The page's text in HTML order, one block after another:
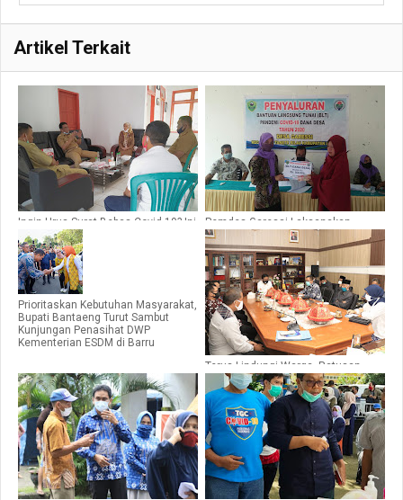
Artikel Terkait
Ingin Urus Surat Bebas Covid-19? Ini
Syarat Harus Dilengkapi di Barru
Pemdes Garessi Laksanakan
Pembagian BLT-DD Tahap Ke-4
Prioritaskan Kebutuhan Masyarakat,
Bupati Bantaeng Turut Sambut
Kunjungan Penasihat DWP
Kementerian ESDM di Barru
Terus Lindungi Warga, Ratusan
Pekerja di Barru Dimasukkan di
BPJS Ketenagakerjaan